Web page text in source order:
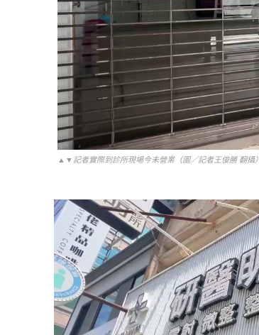
▲▼記者實際到診所現場今未營業（圖／記者王俊勝 翻攝）